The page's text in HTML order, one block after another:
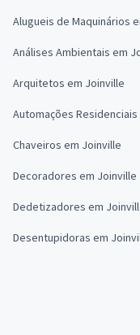
Alugueis de Maquinários
Análises Ambientais em
Arquitetos em Joinville
Automações
Chaveiros em Joinville
Decoradores em Joinville
Dedetizadores em
Desentupidoras em